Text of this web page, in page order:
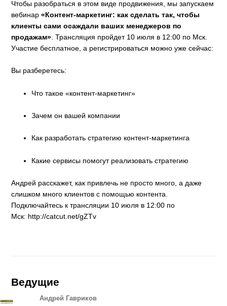
Чтобы разобраться в этом виде продвижения, мы запускаем
вебинар«Контент-маркетинг: как сделать так, чтобы
клиенты сами осаждали ваших менеджеров по
продажам» . Трансляция пройдет 10 июля в 12:00 по Мск.
Участие бесплатное, а регистрироваться можно уже сейчас:
Вы разберетесь:
Что такое «контент-маркетинг»
Зачем он вашей компании
Как разработать стратегию контент-маркетинга
Какие сервисы помогут реализовать стратегию
Андрей расскажет, как привлечь не просто много, а даже
слишком много клиентов с помощью контента.
Подключайтесь к трансляции 10 июля в 12:00 по
Мск: http://catcut.net/gZTv
Ведущие
Андрей Гавриков